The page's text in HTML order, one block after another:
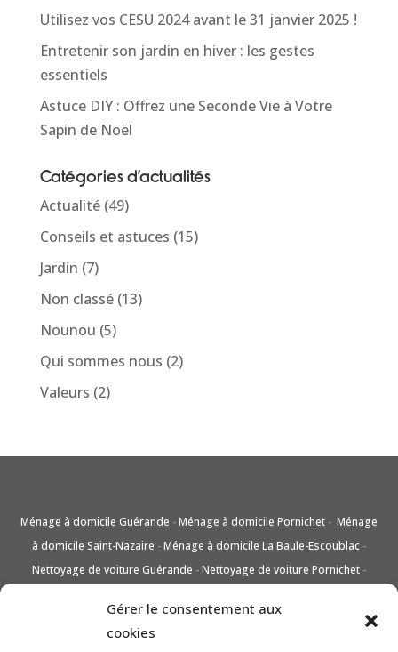
Gérer le consentement aux
cookies
Utilisez vos CESU 2024 avant le 31 janvier 2025 !
Entretenir son jardin en hiver : les gestes
essentiels
Astuce DIY : Offrez une Seconde Vie à Votre
Sapin de Noël
Catégories d’actualités
Actualité(49)
Conseils et astuces (15)
Jardin (7)
Non classé(13)
Nounou (5)
Qui sommes nous (2)
Valeurs (2)
Ménage à domicile Guérande -Ménage à domicile Pornichet - Ménage
à domicile Saint-Nazaire -Ménage à domicile La Baule-Escoublac -
Nettoyage de voiture Guérande -Nettoyage de voiture Pornichet -
Lavage vitres et carreaux Guérande-
carreaux Pornichet-Lavage vitres et carreaux Saint-Nazaire